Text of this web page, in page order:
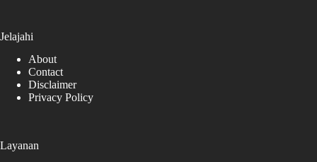
Jelajahi
About
Contact
Disclaimer
Privacy Policy
Layanan